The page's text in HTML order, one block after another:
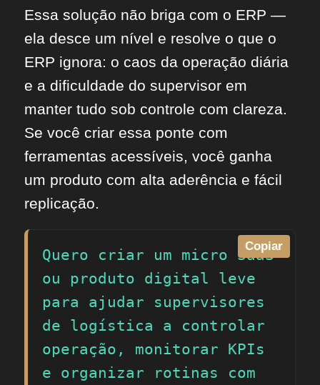
Essa solução não briga com o ERP —
ela desce um nível e resolve o que o
ERP ignora: o caos da operação diária
e a dificuldade do supervisor em
manter tudo sob controle com clareza.
Se você criar essa ponte com
ferramentas acessíveis, você ganha
um produto com alta aderência e fácil
replicação.
Copiar
Quero criar um micro SaaS
ou produto digital leve
para ajudar supervisores
de logística a controlar
operação, monitorar KPIs
e organizar rotinas com